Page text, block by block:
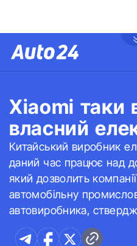
Xiaomi таки
власний
Китайський виробник
даний час працює над
який дозволить
автомобільну
автовиробника,